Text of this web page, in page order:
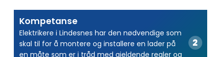
Kompetanse
Elektrikere i Lindesnes har den nødvendige som
skal til for å montere og installere en lader på
en måte som er i tråd med gjeldende regler og